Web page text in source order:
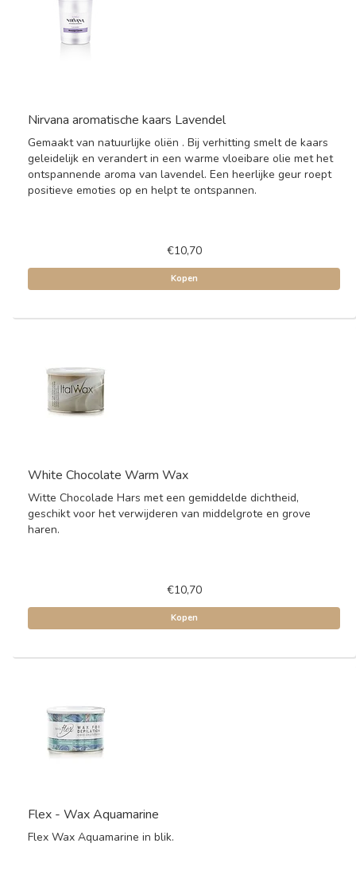
Nirvana aromatische kaars Lavendel
Gemaakt van natuurlijke oliën . Bij verhitting smelt de kaars
geleidelijk en verandert in een warme vloeibare olie met het
ontspannende aroma van lavendel. Een heerlijke geur roept
positieve emoties op en helpt te ontspannen.
€10,70
Kopen
White Chocolate Warm Wax
Witte Chocolade Hars met een gemiddelde dichtheid,
geschikt voor het verwijderen van middelgrote en grove
haren.
€10,70
Kopen
Flex - Wax Aquamarine
Flex Wax Aquamarine in blik.